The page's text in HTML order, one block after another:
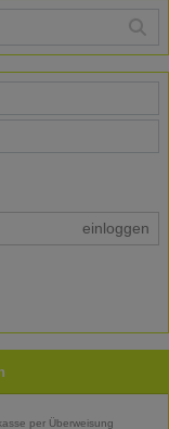
einloggen
per Überweisung